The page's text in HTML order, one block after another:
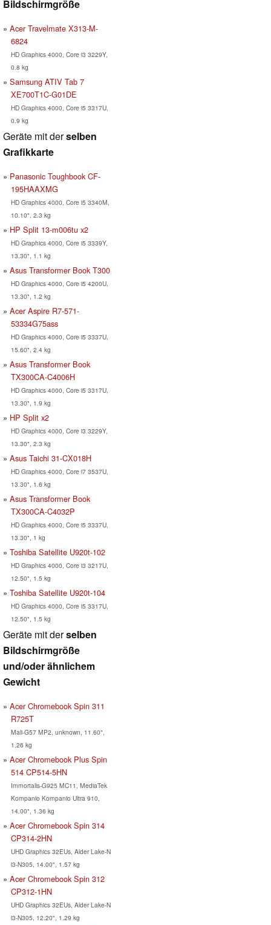
Bildschirmgröße
Acer Travelmate X313-M-
6824
HD Graphics 4000, Core i3 3229Y,
0.8 kg
Samsung ATIV Tab 7
XE700T1C-G01DE
HD Graphics 4000, Core i5 3317U,
0.9 kg
Geräte mit derselben
Grafikkarte
Panasonic Toughbook CF-
195HAAXMG
HD Graphics 4000, Core i5 3340M,
10.10", 2.3 kg
HP Split 13-m006tu x2
HD Graphics 4000, Core i5 3339Y,
13.30", 1.1 kg
Asus Transformer Book T300
HD Graphics 4000, Core i5 4200U,
13.30", 1.2 kg
Acer Aspire R7-571-
53334G75ass
HD Graphics 4000, Core i5 3337U,
15.60", 2.4 kg
Asus Transformer Book
TX300CA-C4006H
HD Graphics 4000, Core i5 3317U,
13.30", 1.9 kg
HP Split x2
HD Graphics 4000, Core i3 3229Y,
13.30", 2.3 kg
Asus Taichi 31-CX018H
HD Graphics 4000, Core i7 3537U,
13.30", 1.6 kg
Asus Transformer Book
TX300CA-C4032P
HD Graphics 4000, Core i5 3337U,
13.30", 1 kg
Toshiba Satellite U920t-102
HD Graphics 4000, Core i3 3217U,
12.50", 1.5 kg
Toshiba Satellite U920t-104
HD Graphics 4000, Core i5 3317U,
12.50", 1.5 kg
Geräte mit derselben
Bildschirmgröße
und/oder ähnlichem
Gewicht
Acer Chromebook Spin 311
R725T
Mali-G57 MP2, unknown, 11.60",
1.26 kg
Acer Chromebook Plus Spin
514 CP514-5HN
Immortalis-G925 MC11, MediaTek
Kompanio Kompanio Ultra 910,
14.00", 1.36 kg
Acer Chromebook Spin 314
CP314-2HN
UHD Graphics 32EUs, Alder Lake-N
i3-N305, 14.00", 1.57 kg
Acer Chromebook Spin 312
CP312-1HN
UHD Graphics 32EUs, Alder Lake-N
i3-N305, 12.20", 1.29 kg